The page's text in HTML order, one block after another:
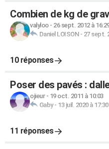
Combien de kg de
valyloo- 26 sept. 2012 à
Daniel LOISON- 27 sept.
10 réponses
Poser des pavés :
ojieur- 19 oct. 2011 à 10:03
Gaby- 13 juil. 2020 à 17:30
11 réponses